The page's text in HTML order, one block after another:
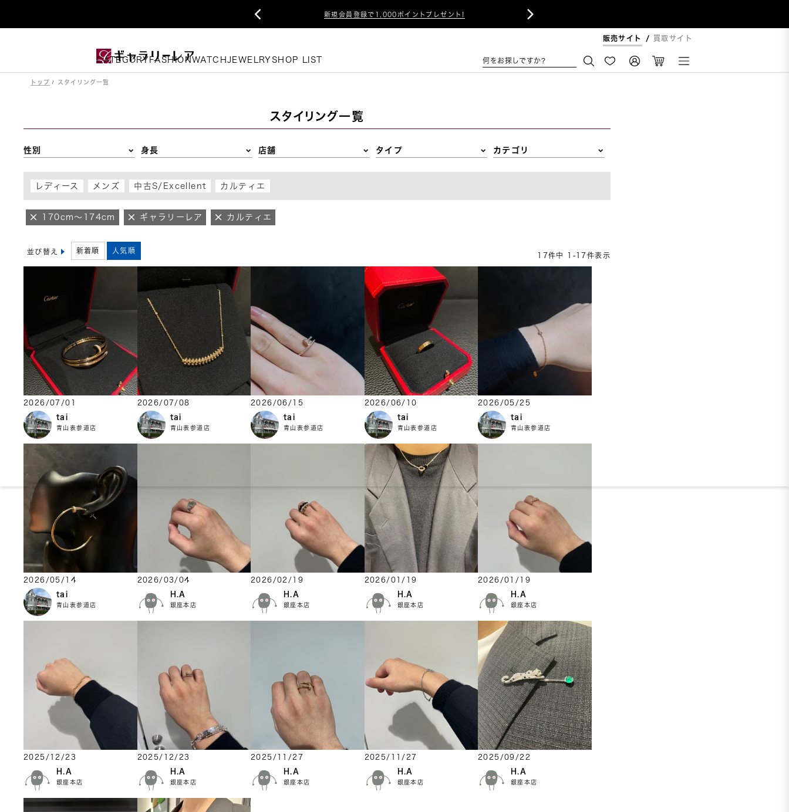
新規会員登録で1,000ポイントプレゼント!
 
販売サイト 買取サイト
CATEGORY FASHIONWATCHJEWELRY SHOP LIST 何をお探しですか?
トップ スタイリング一覧
スタイリング一覧
性別 身長 店舗 タイプ カテゴリ
レディース メンズ 中古S/Excellent カルティエ
170cm～174cm ギャラリーレア カルティエ
並び替え 新着順 人気順
17件中 1 - 17 件表示
2026/07/01
tai
青山表参道店
2026/07/08
tai
青山表参道店
2026/06/15
tai
青山表参道店
2026/06/10
tai
青山表参道店
2026/05/25
tai
青山表参道店
2026/05/14
tai
青山表参道店
2026/03/04
H.A
銀座本店
2026/02/19
H.A
銀座本店
2026/01/19
H.A
銀座本店
2026/01/19
H.A
銀座本店
2025/12/23
H.A
銀座本店
2025/12/23
H.A
銀座本店
2025/11/27
H.A
銀座本店
2025/11/27
H.A
銀座本店
2025/09/22
H.A
銀座本店